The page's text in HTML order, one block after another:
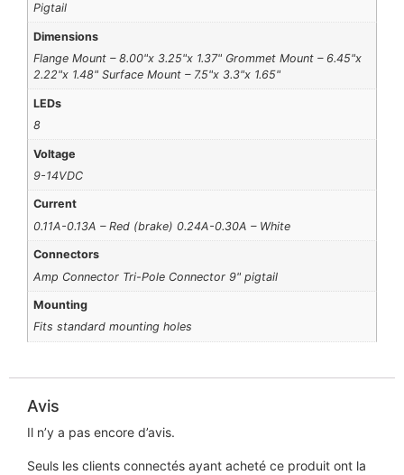
Pigtail
Dimensions
Flange Mount – 8.00"x 3.25"x 1.37" Grommet Mount – 6.45"x
2.22"x 1.48" Surface Mount – 7.5"x 3.3"x 1.65"
LEDs
8
Voltage
9-14VDC
Current
0.11A-0.13A – Red (brake) 0.24A-0.30A – White
Connectors
Amp Connector Tri-Pole Connector 9" pigtail
Mounting
Fits standard mounting holes
Avis
Il n’y a pas encore d’avis.
Seuls les clients connectés ayant acheté ce produit ont la